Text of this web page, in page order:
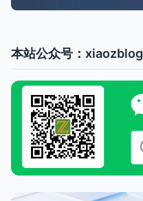
本站公众号：xiaozblog